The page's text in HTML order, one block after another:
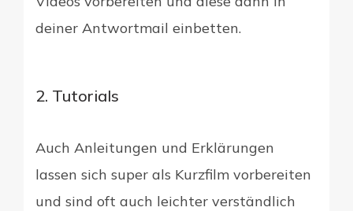
deiner Antwortmail einbetten.
2. Tutorials
Auch Anleitungen und Erklärungen
lassen sich super als Kurzfilm vorbereiten
und sind oft auch leichter verständlich